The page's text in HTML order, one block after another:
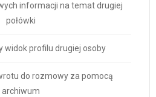
informacji na temat drugiej
połówki
widok profilu drugiej osoby
do rozmowy za pomocą
archiwum